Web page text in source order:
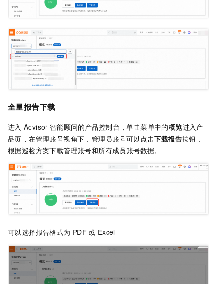
全量报告下载
进入 Advisor 智能顾问的产品控制台，单击菜单中的概览进入产
品页，在管理账号视角下，管理员账号可以点击下载报告按钮，
根据巡检方案下载管理账号和所有成员账号数据。
可以选择报告格式为 PDF 或 Excel